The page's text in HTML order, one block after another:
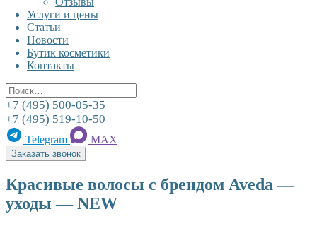
Услуги и цены
Статьи
Новости
Бутик косметики
Контакты
Поиск
+7 (495) 500-05-35
+7 (495) 519-10-50
Telegram MAX
Заказать звонок
Красивые волосы с брендом Aveda —
уходы — NEW